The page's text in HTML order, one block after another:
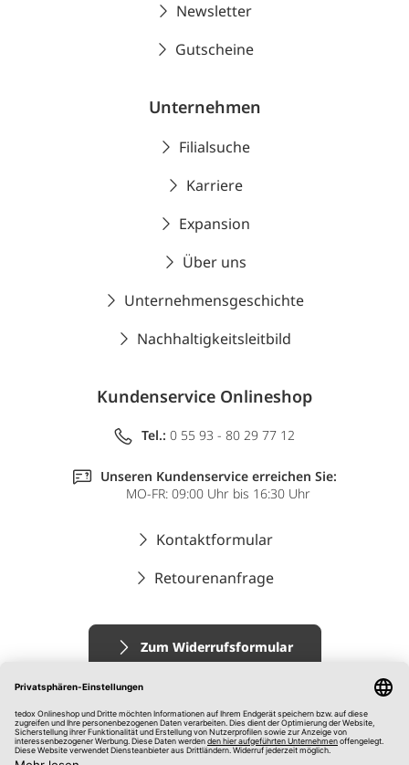
Newsletter
Gutscheine
Unternehmen
Filialsuche
Karriere
Expansion
Über uns
Unternehmensgeschichte
Nachhaltigkeitsleitbild
Kundenservice Onlineshop
Tel.: 0 55 93 - 80 29 77 12
Unseren Kundenservice erreichen Sie:
MO-FR: 09:00 Uhr bis 16:30 Uhr
Kontaktformular
Retourenanfrage
Zum Widerrufsformular
Impressum
AGB